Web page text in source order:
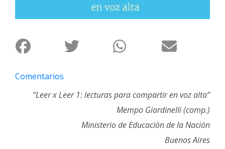
Fotos
Familia
Fúnebres
Comentarios
“Leer x Leer 1: lecturas para compartir en voz alta”
Mempo Giardinelli (comp.)
Ministerio de Educación de la Nación
Buenos Aires